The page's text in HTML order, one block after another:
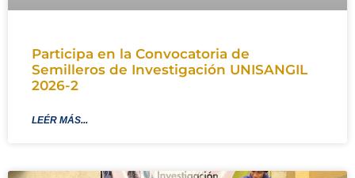
Participa en la Convocatoria de
Semilleros de Investigación UNISANGIL
2026-2
LEÉR MÁS...